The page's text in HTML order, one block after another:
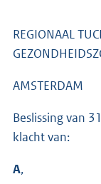
REGIONAAL
AMSTERDAM
Beslissing van
klacht van:
A,